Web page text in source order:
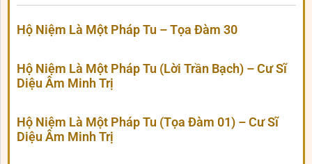
Hộ Niệm Là Một Pháp Tu – Tọa Đàm 30
Hộ Niệm Là Một Pháp Tu (Lời Trần Bạch) – Cư Sĩ
Diệu Âm Minh Trị
Hộ Niệm Là Một Pháp Tu (Tọa Đàm 01) – Cư Sĩ
Diệu Âm Minh Trị